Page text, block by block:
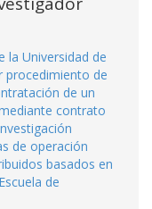
la Universidad de
procedimiento de
de un
contrato
de operación
basados en
de